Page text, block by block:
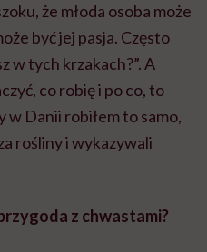
że młoda osoba może
być jej pasja. Często
w tych krzakach?”. A
co robię i po co, to
w Danii robiłem to samo,
rośliny i wykazywali
z chwastami?